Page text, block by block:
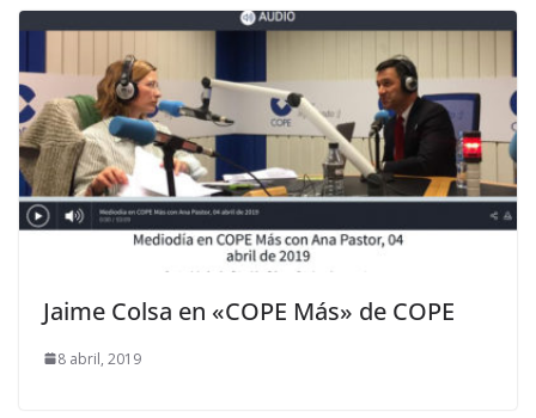
Jaime Colsa en «COPE Más» de COPE
8 abril, 2019